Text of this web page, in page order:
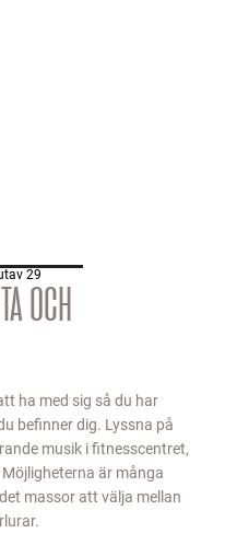
29
OCH
ha med sig så du har
befinner dig. Lyssna på
musik i fitnesscentret,
är många
massor att välja mellan